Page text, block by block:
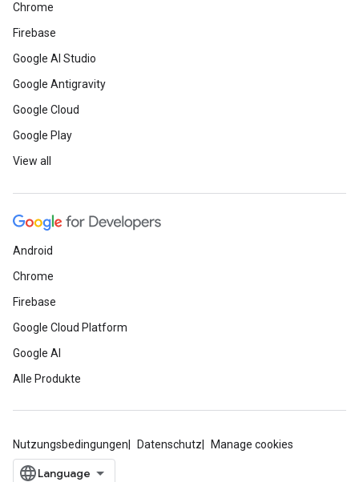
Chrome
Firebase
Google AI Studio
Google Antigravity
Google Cloud
Google Play
View all
Android
Chrome
Firebase
Google Cloud Platform
Google AI
Alle Produkte
Nutzungsbedingungen Datenschutz Manage cookies